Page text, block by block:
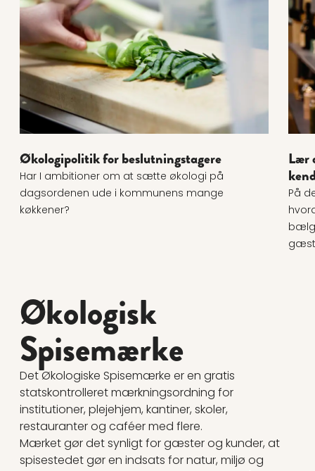
Økologipolitik for beslutningstagere
Har I ambitioner om at sætte økologi på
dagsordenen ude i kommunens mange
køkkener?
Lær
På
Økologisk
Spisemærke
Det Økologiske Spisemærke er en gratis
statskontrolleret mærkningsordning for
institutioner, plejehjem, kantiner, skoler,
restauranter og caféer med flere.
Mærket gør det synligt for gæster og kunder, at
spisestedet gør en indsats for natur, miljø og